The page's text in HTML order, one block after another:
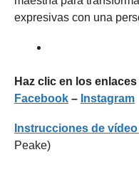
expresivas con una
Haz clic en los
Facebook – Instagram
Instrucciones de
Peake)